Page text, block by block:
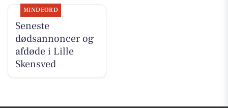
MINDEORD
Seneste
dødsannoncer og
afdøde i Lille
Skensved